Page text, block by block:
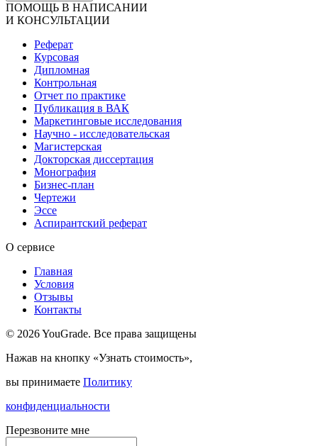
ПОМОЩЬ В НАПИСАНИИ
И КОНСУЛЬТАЦИИ
Реферат
Курсовая
Дипломная
Контрольная
Отчет по практике
Публикация в ВАК
Маркетинговые исследования
Научно - исследовательская
Магистерская
Докторская диссертация
Монография
Бизнес-план
Чертежи
Эссе
Аспирантский реферат
О сервисе
Главная
Условия
Отзывы
Контакты
© 2026 YouGrade. Все права защищены
Нажав на кнопку «Узнать стоимость»,
вы принимаете Политику
конфиденциальности
Перезвоните мне